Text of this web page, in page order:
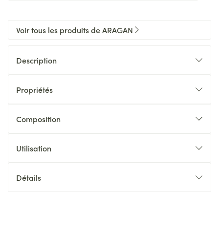
Voir tous les produits de ARAGAN
Description
Propriétés
Composition
Utilisation
Détails